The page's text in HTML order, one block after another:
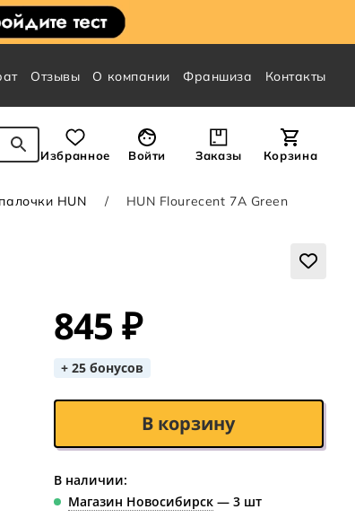
Отзывы О компании Франшиза Контакты
Избранное Войти Заказы Корзина
HUN HUN Flourecent 7A Green
845 ₽
+ 25 бонусов
В корзину
В наличии:
Магазин Новосибирск— 3 шт